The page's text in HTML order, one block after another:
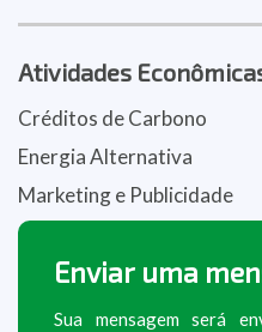
Atividades
Créditos de Carbono
Energia Alternativa
Marketing e Publicidade
Enviar uma
Sua mensagem será